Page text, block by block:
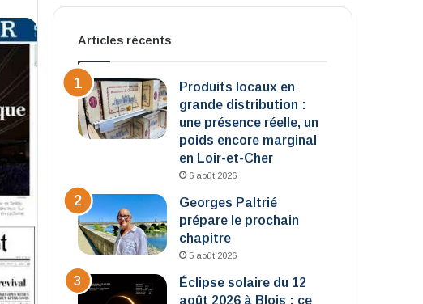
Articles récents
Produits locaux en
grande distribution :
une présence réelle, un
poids encore marginal
en Loir-et-Cher
6 août 2026
Georges Paltrié
prépare le prochain
chapitre
5 août 2026
Éclipse solaire du 12
août 2026 à Blois : ce